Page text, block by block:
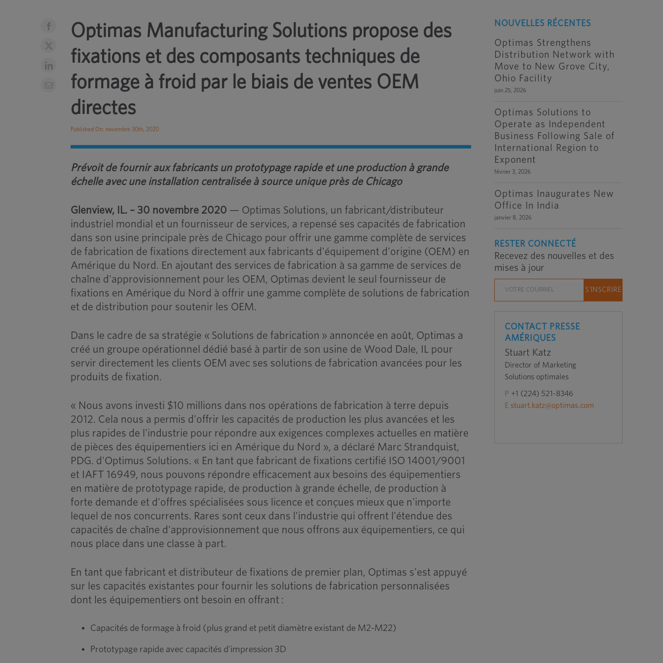
Optimas Manufacturing Solutions propose des
fixations et des composants techniques de
formage à froid par le biais de ventes OEM
directes
Published On: novembre 30th, 2020
Prévoit de fournir aux fabricants un prototypage rapide et une production à grande
échelle avec une installation centralisée à source unique près de Chicago
Glenview, IL. – 30 novembre 2020 — Optimas Solutions, un fabricant/distributeur
industriel mondial et un fournisseur de services, a repensé ses capacités de fabrication
dans son usine principale près de Chicago pour offrir une gamme complète de services
de fabrication de fixations directement aux fabricants d'équipement d'origine (OEM) en
Amérique du Nord. En ajoutant des services de fabrication à sa gamme de services de
chaîne d'approvisionnement pour les OEM, Optimas devient le seul fournisseur de
fixations en Amérique du Nord à offrir une gamme complète de solutions de fabrication
et de distribution pour soutenir les OEM.
Dans le cadre de sa stratégie « Solutions de fabrication » annoncée en août, Optimas a
créé un groupe opérationnel dédié basé à partir de son usine de Wood Dale, IL pour
servir directement les clients OEM avec ses solutions de fabrication avancées pour les
produits de fixation.
« Nous avons investi $10 millions dans nos opérations de fabrication à terre depuis
2012. Cela nous a permis d'offrir les capacités de production les plus avancées et les
plus rapides de l'industrie pour répondre aux exigences complexes actuelles en matière
de pièces des équipementiers ici en Amérique du Nord », a déclaré Marc Strandquist,
PDG. d'Optimus Solutions. « En tant que fabricant de fixations certifié ISO 14001/9001
et IAFT 16949, nous pouvons répondre efficacement aux besoins des équipementiers
en matière de prototypage rapide, de production à grande échelle, de production à
forte demande et d'offres spécialisées sous licence et conçues mieux que n'importe
lequel de nos concurrents. Rares sont ceux dans l'industrie qui offrent l'étendue des
capacités de chaîne d'approvisionnement que nous offrons aux équipementiers, ce qui
nous place dans une classe à part.
En tant que fabricant et distributeur de fixations de premier plan, Optimas s'est appuyé
sur les capacités existantes pour fournir les solutions de fabrication personnalisées
dont les équipementiers ont besoin en offrant :
Capacités de formage à froid (plus grand et petit diamètre existant de M2-M22)
Prototypage rapide avec capacités d'impression 3D
NOUVELLES RÉCENTES
Optimas Strengthens
Distribution Network with
Move to New Grove City,
Ohio Facility
juin 25, 2026
Optimas Solutions to
Operate as Independent
Business Following Sale of
International Region to
Exponent
février 3, 2026
Optimas Inaugurates New
Office In India
janvier 8, 2026
RESTER CONNECTÉ
Recevez des nouvelles et des
mises à jour
CONTACT PRESSE
AMÉRIQUES
Stuart Katz
Director of Marketing
Solutions optimales
P +1 (224) 521-8346
E stuart.katz@optimas.com